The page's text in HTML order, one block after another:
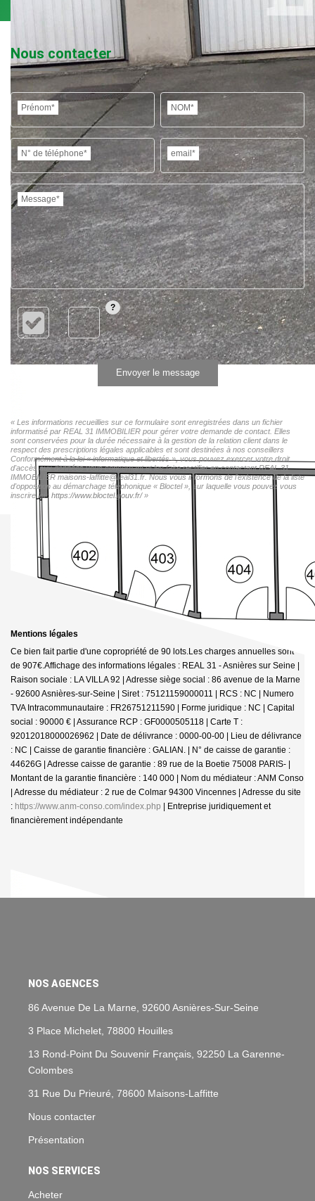
Nous contacter
Prénom* NOM*
N° de téléphone* email*
Message*
Envoyer le message
« Les informations recueillies sur ce formulaire sont enregistrées dans un fichier
informatisé par REAL 31 IMMOBILIER pour gérer votre demande de contact. Elles
sont conservées pour la durée nécessaire à la gestion de la relation client dans le
respect des prescriptions légales applicables et sont destinées à nos conseillers
Conformément à la loi « informatique et libertés », vous pouvez exercer votre droit
d'accès aux données vous concernant et les faire rectifier en contactant REAL 31
IMMOBILIER maisons-laffitte@real31.fr. Nous vous informons de l'existence de la liste
d'opposition au démarchage téléphonique « Bloctel », sur laquelle vous pouvez vous
inscrire ici : https://www.bloctel.gouv.fr/»
Mentions légales
Ce bien fait partie d'une copropriété de 90 lots.Les charges annuelles sont
de 907€. Affichage des informations légales : REAL 31 - Asnières sur Seine |
Raison sociale : LA VILLA 92 | Adresse siège social : 86 avenue de la Marne
- 92600 Asnières-sur-Seine | Siret : 75121159000011 | RCS : NC | Numero
TVA Intracommunautaire : FR26751211590 | Forme juridique : NC | Capital
social : 90000 € | Assurance RCP : GF0000505118 | Carte T :
92012018000026962 | Date de délivrance : 0000-00-00 | Lieu de délivrance
: NC | Caisse de garantie financière : GALIAN. | N° de caisse de garantie :
44626G | Adresse caisse de garantie : 89 rue de la Boetie 75008 PARIS- |
Montant de la garantie financière : 140 000 | Nom du médiateur : ANM Conso
| Adresse du médiateur : 2 rue de Colmar 94300 Vincennes | Adresse du site
: https://www.anm-conso.com/index.php | Entreprise juridiquement et
financièrement indépendante
NOS AGENCES
86 Avenue De La Marne, 92600 Asnières-Sur-Seine
3 Place Michelet, 78800 Houilles
13 Rond-Point Du Souvenir Français, 92250 La Garenne-
Colombes
31 Rue Du Prieuré, 78600 Maisons-Laffitte
Nous contacter
Présentation
NOS SERVICES
Acheter